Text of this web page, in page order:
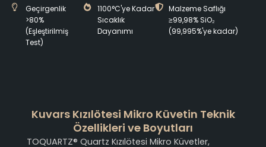
Geçirgenlik
>80%
(Eşleştirilmiş
Test)
1100°C'ye Kadar
Sıcaklık
Dayanımı
Malzeme Saflığı
≥99,98% SiO₂
(99,995%'ye kadar)
Kuvars Kızılötesi Mikro Küvetin Teknik
Özellikleri ve Boyutları
TOQUARTZ® Quartz Kızılötesi Mikro Küvetler,